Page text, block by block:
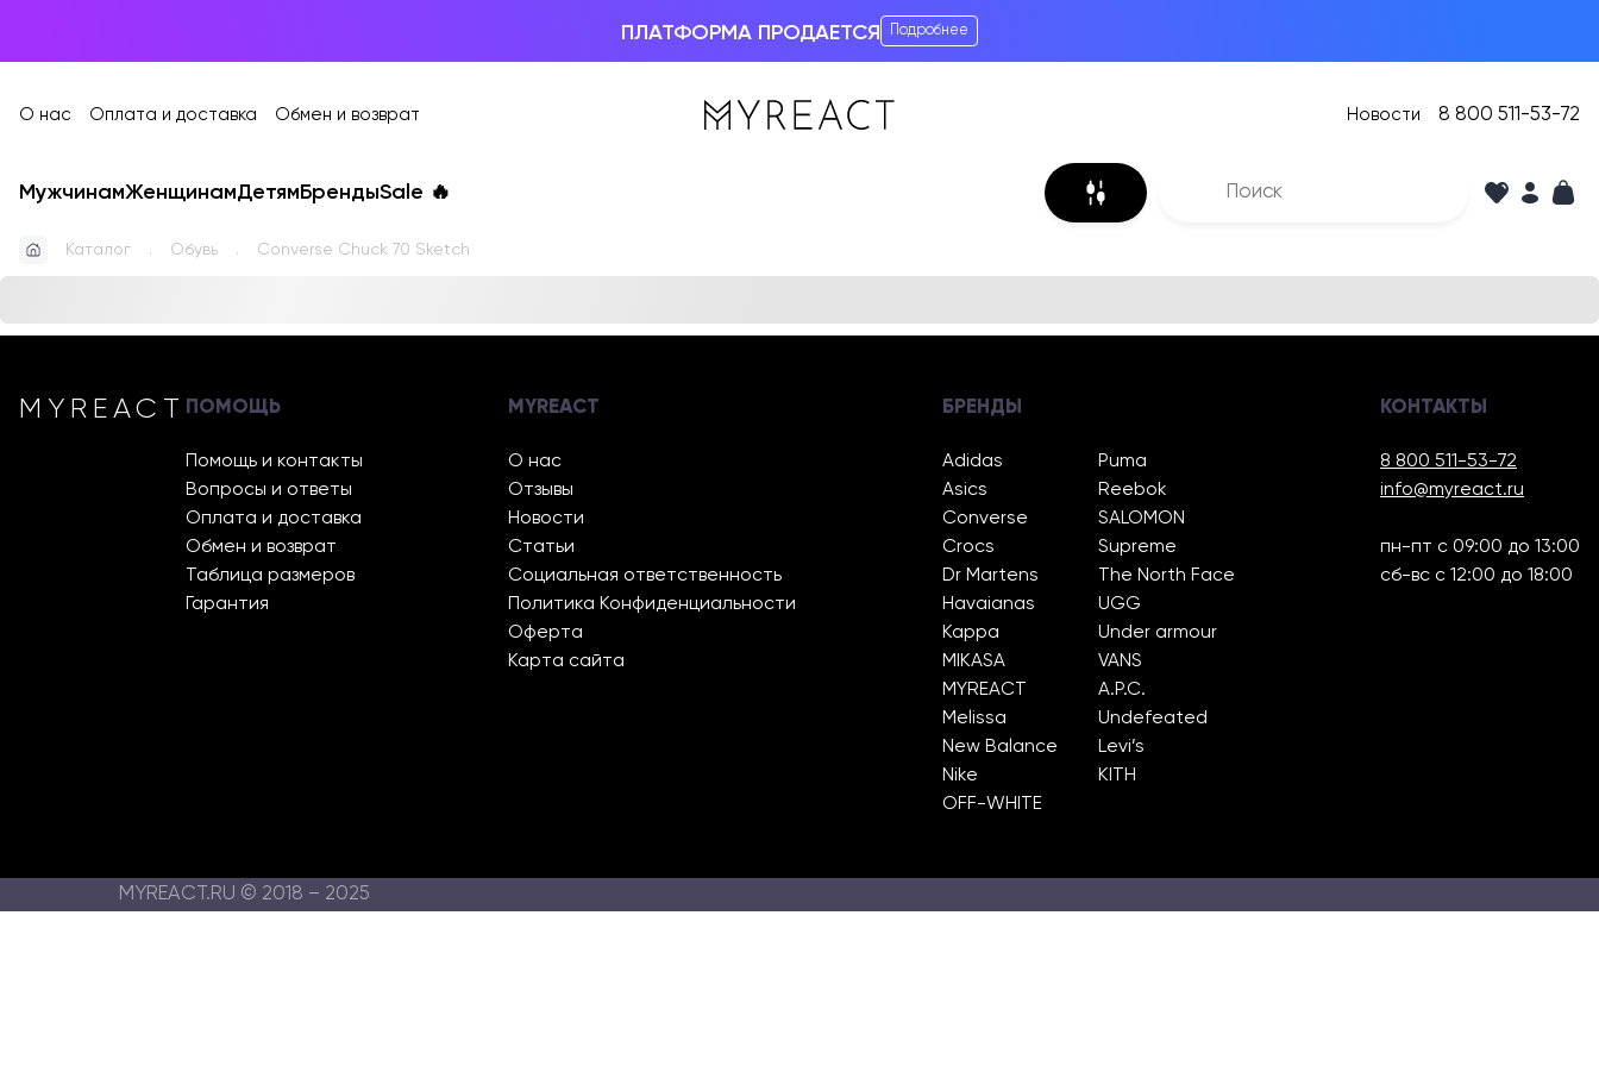
ПЛАТФОРМА ПРОДАЕТСЯ Подробнее
О нас Оплата и доставка Обмен и возврат Новости 8 800 511-53-72
МужчинамЖенщинамДетям БрендыSale 🔥
Каталог Обувь Converse Chuck 70 Sketch
MYREACT ПОМОЩЬ
Помощь и контакты
Вопросы и ответы
Оплата и доставка
Обмен и возврат
Таблица размеров
Гарантия
MYREACT
О нас
Отзывы
Новости
Статьи
Социальная ответственность
Политика Конфиденциальности
Оферта
Карта сайта
БРЕНДЫ
Adidas
Asics
Converse
Crocs
Dr Martens
Havaianas
Kappa
MIKASA
MYREACT
Melissa
New Balance
Nike
OFF-WHITE
Puma
Reebok
SALOMON
Supreme
The North Face
UGG
Under armour
VANS
A.P.C.
Undefeated
Levi’s
KITH
КОНТАКТЫ
8 800 511-53-72
info@myreact.ru
пн-пт с 09:00 до 13:00
сб-вс с 12:00 до 18:00
MYREACT.RU © 2018 – 2025